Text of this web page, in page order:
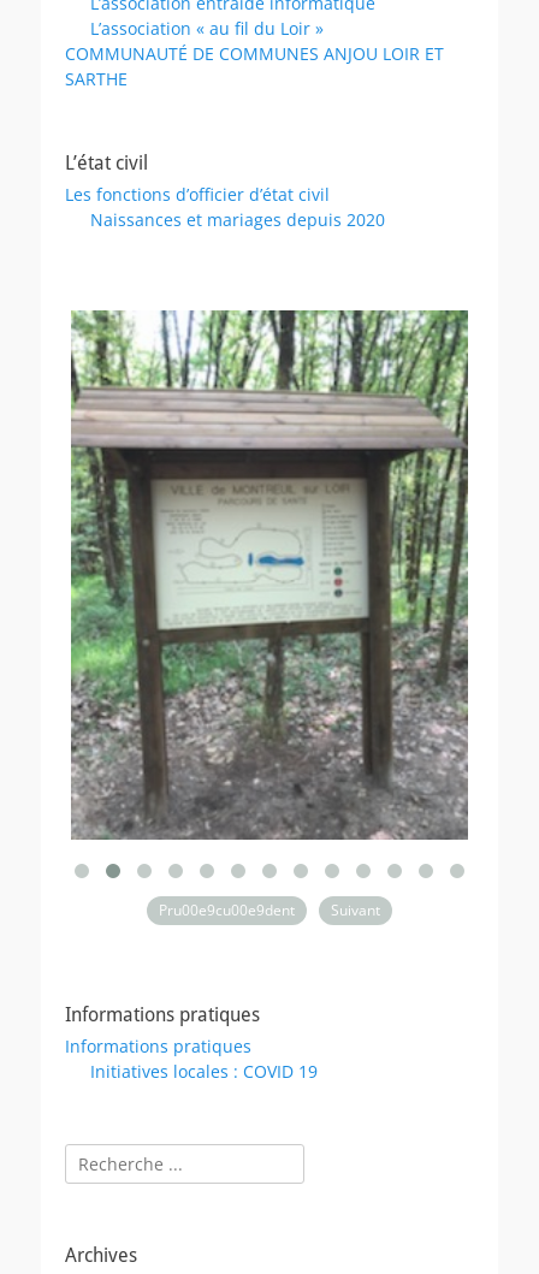
L’association « au fil du Loir »
COMMUNAUTÉ DE COMMUNES ANJOU LOIR ET
SARTHE
L’état civil
Les fonctions d’officier d’état civil
Naissances et mariages depuis 2020
Pru00e9cu00e9dent Suivant
Informations pratiques
Informations pratiques
Initiatives locales : COVID 19
Rechercher :
Archives